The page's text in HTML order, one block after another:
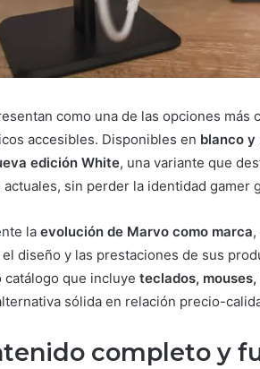
como una de las opciones más
accesibles. Disponibles en blanco y
edición White, una variante que
sin perder la identidad gamer
la evolución de Marvo como marca
diseño y las prestaciones de sus
catálogo que incluye teclados,
sólida en relación precio-
completo y